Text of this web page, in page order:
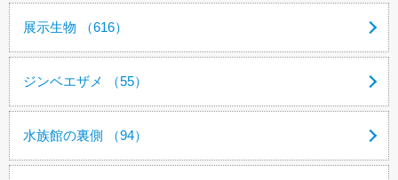
展示生物 （616）
ジンベエザメ （55）
水族館の裏側 （94）